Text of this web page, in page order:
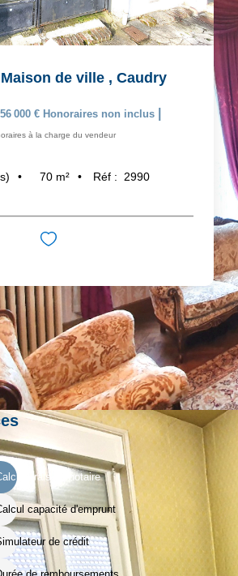
de ville , Caudry
56 000 € Honoraires non inclus
à la charge du vendeur
70 m² Réf : 2990
Frais de notaire
capacité d'emprunt
de crédit